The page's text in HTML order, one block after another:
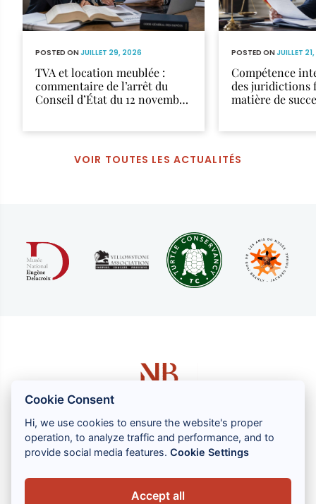
POSTED ONJUILLET 29, 2026
TVA et location meublée :
commentaire de l’arrêt du
Conseil d’État du 12 novembre
POSTED ONJUILLET
Compétence
des juridictions
matière de
VOIR TOUTES LES ACTUALITÉS
1 rue Louis GASSIN - 06300 NICE
Cookie Consent
Hi, we use cookies to ensure the website's proper
operation, to analyze traffic and performance, and to
provide social media features.Cookie Settings
Accept all